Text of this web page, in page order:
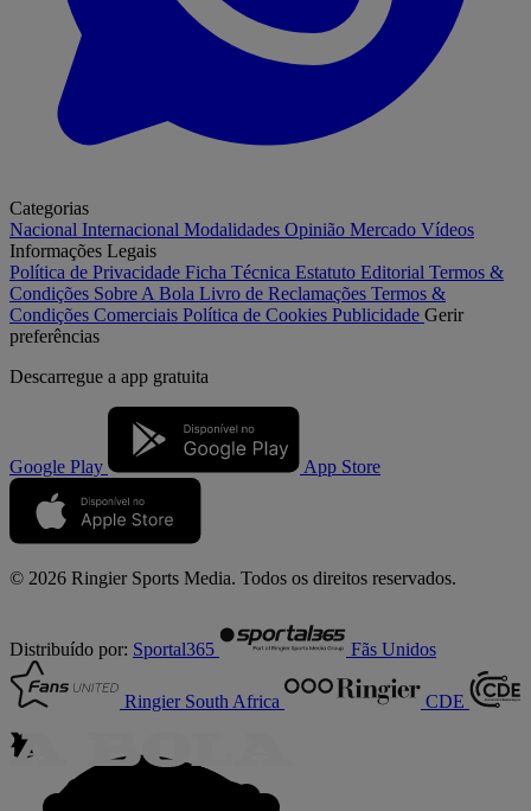
Categorias
Nacional Internacional Modalidades Opinião Mercado Vídeos
Informações Legais
Política de Privacidade Ficha Técnica Estatuto Editorial Termos &
Condições Sobre A Bola Livro de Reclamações Termos &
Condições Comerciais Política de Cookies Publicidade Gerir
preferências
Descarregue a app gratuita
Google Play App Store
© 2026 Ringier Sports Media. Todos os direitos reservados.
Distribuído por: Sportal365 Fãs Unidos
Ringier South Africa CDE